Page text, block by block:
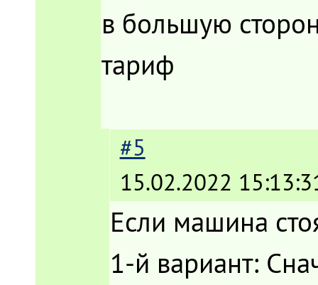
в большую
тариф
#5
15.02.2022
Если машина
1-й вариант: